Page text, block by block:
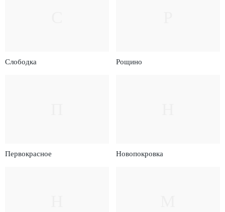
Слободка Рощино
Первокрасное Новопокровка